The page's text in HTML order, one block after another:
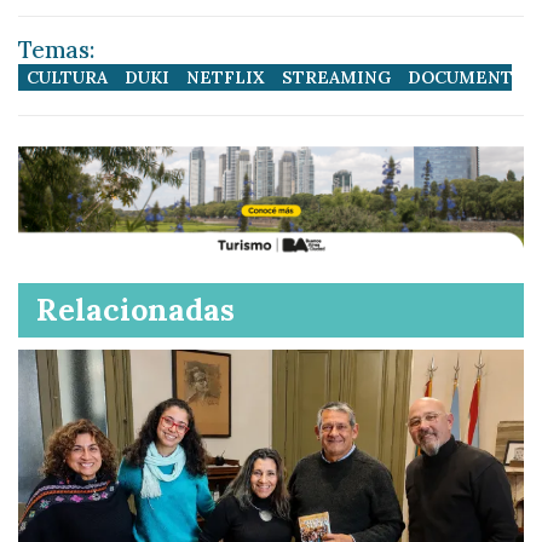
Temas:
CULTURA DUKI NETFLIX STREAMING DOCUMENTAL
Relacionadas